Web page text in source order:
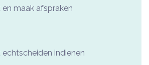
en maak afspraken
indienen